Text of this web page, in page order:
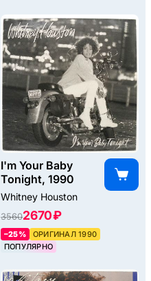
I'm Your Baby
Tonight, 1990
Whitney Houston
35602670 ₽
–25%
ОРИГИНАЛ 1990
ПОПУЛЯРНО